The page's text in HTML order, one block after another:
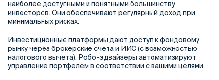
наиболее доступными и понятными большинству
инвесторов. Они обеспечивают регулярный доход при
минимальных рисках.
Инвестиционные платформы дают доступ к фондовому
рынку через брокерские счета и ИИС (с возможностью
налогового вычета). Робо-эдвайзеры автоматизируют
управление портфелем в соответствии с вашими целями.